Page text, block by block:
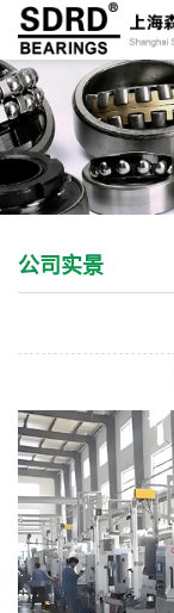
公司实景